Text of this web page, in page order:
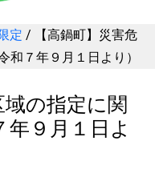
定 /
【高鍋町】災害危
和７年９月１日より）
域の指定に関
９月１日よ